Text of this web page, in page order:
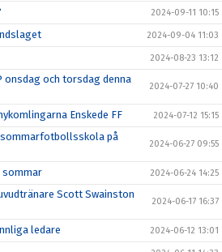
2024-09-11 10:15
2024-09-04 11:03
2024-08-23 13:12
onsdag och torsdag denna
2024-07-27 10:40
Enskede FF 2024-07-12 15:15
sommarfotbollsskola på
2024-06-27 09:55
sommar 2024-06-24 14:25
Scott Swainston
2024-06-17 16:37
ledare 2024-06-12 13:01